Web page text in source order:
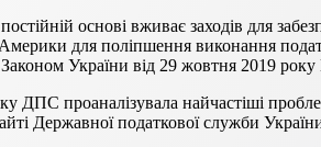
основі вживає заходів для
для поліпшення виконання
України від 29 жовтня 2019
ДПС проаналізувала найчастіші
Державної податкової служби